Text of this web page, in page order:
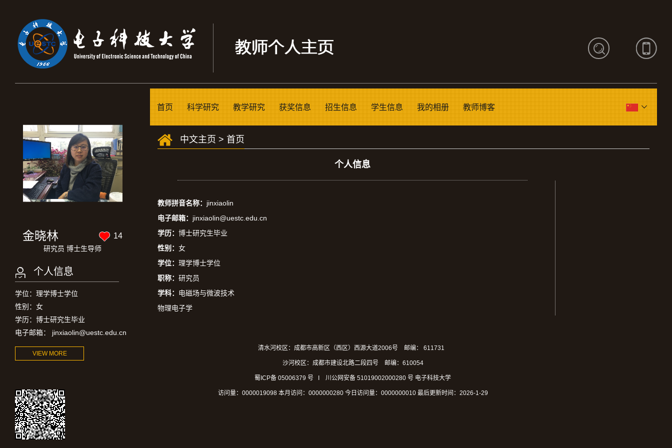
金晓林 14
研究员 博士生导师
个人信息
学位：理学博士学位
性别：女
学历：博士研究生毕业
电子邮箱：
jinxiaolin@uestc.edu.cn
VIEW MORE
首页 科学研究 教学研究 获奖信息 招生信息 学生信息 我的相册 教师博客
中文主页 > 首页
个人信息
教师拼音名称： jinxiaolin
电子邮箱： jinxiaolin@uestc.edu.cn
学历： 博士研究生毕业
性别： 女
学位： 理学博士学位
职称： 研究员
学科： 电磁场与微波技术
物理电子学
清水河校区：成都市高新区（西区）西源大道2006号 邮编： 611731
沙河校区：成都市建设北路二段四号 邮编：610054
蜀ICP备 05006379 号 I 川公网安备 51019002000280 号 电子科技大学
访问量： 0000019098本月访问： 0000000280今日访问量： 0000000010 最后更新时间： 2026-1-29